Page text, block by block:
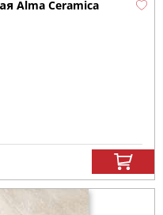
Alma Ceramica